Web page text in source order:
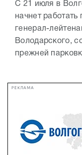
С 21 июля в
начнет
генерал-
Володарского,
прежней
РЕКЛАМА